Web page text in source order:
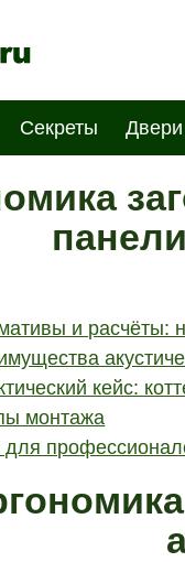
Секреты Двери
и расчёты:
кейс:
монтажа
для